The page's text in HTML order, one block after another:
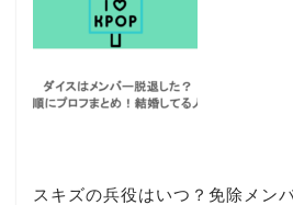
スキズの兵役はいつ？免除メン